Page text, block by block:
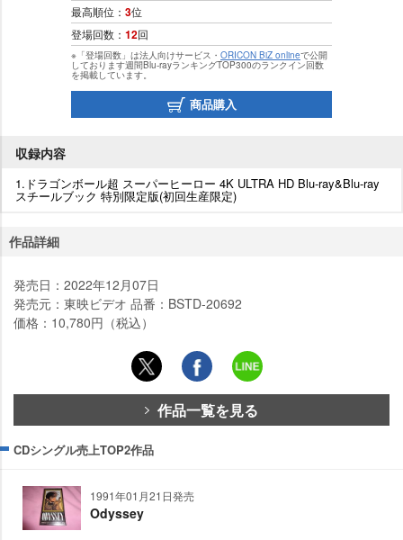
最高順位： 3位
登場回数： 12回
※「登場回数」は法人向けサービス・ ORICON BiZ onlineで公開
しております週間Blu-rayランキングTOP300のランクイン回数
を掲載しています。
商品購入
収録内容
1.ドラゴンボール超 スーパーヒーロー 4K ULTRA HD Blu-ray&Blu-ray
スチールブック 特別限定版(初回生産限定)
作品詳細
発売日：2022年12月07日
発売元：東映ビデオ 品番：BSTD-20692
価格：10,780円（税込）
作品一覧を見る
CDシングル売上TOP2作品
1991年01月21日発売
Odyssey